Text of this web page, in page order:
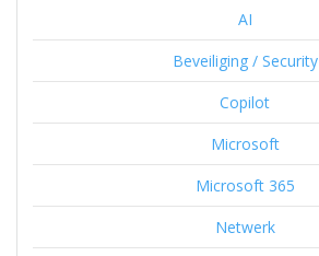
AI
Beveiliging / Security
Copilot
Microsoft
Microsoft 365
Netwerk